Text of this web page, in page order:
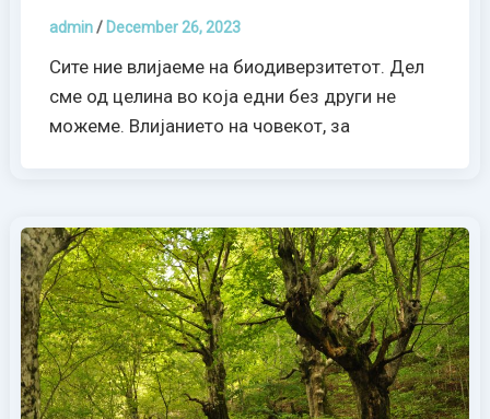
admin/ December 26, 2023
Сите ние влијаеме на биодиверзитетот. Дел
сме од целина во која едни без други не
можеме. Влијанието на човекот, за